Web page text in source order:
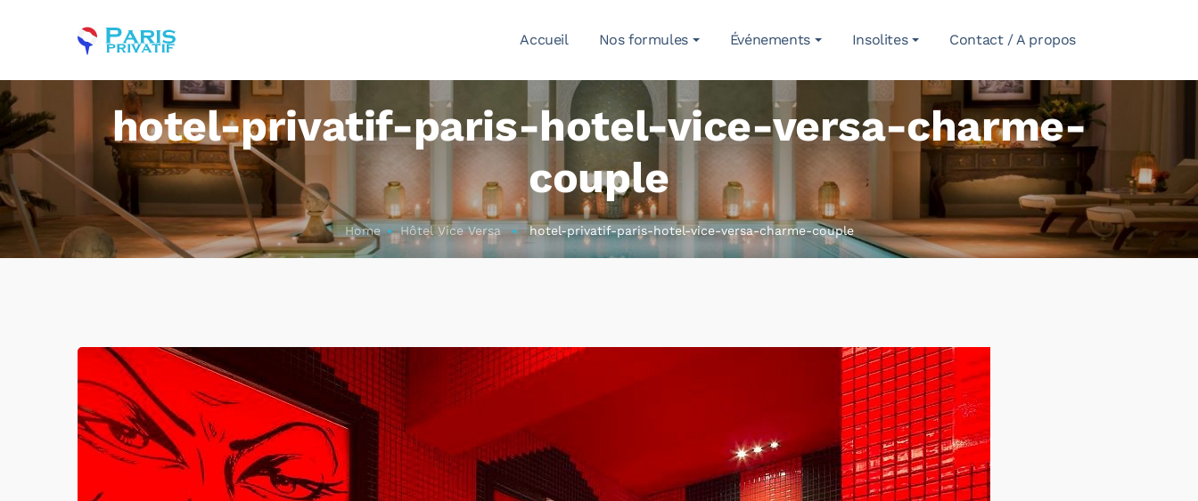
Accueil Nos formules Événements Insolites Contact / A propos
hotel-privatif-paris-hotel-vice-versa-charme-
couple
Home Hôtel Vice Versa hotel-privatif-paris-hotel-vice-versa-charme-couple